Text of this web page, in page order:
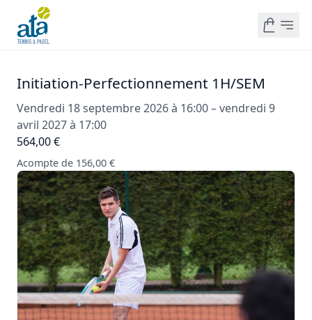
Initiation-Perfectionnement 1H/SEM
Vendredi 18 septembre 2026 à 16:00 – vendredi 9
avril 2027 à 17:00
564,00 €
Acompte de 156,00 €